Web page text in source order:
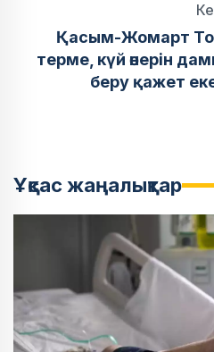
Қасым-Жомарт
терме, күй өнерін
беру қажет
Ұқсас жаңалықтар